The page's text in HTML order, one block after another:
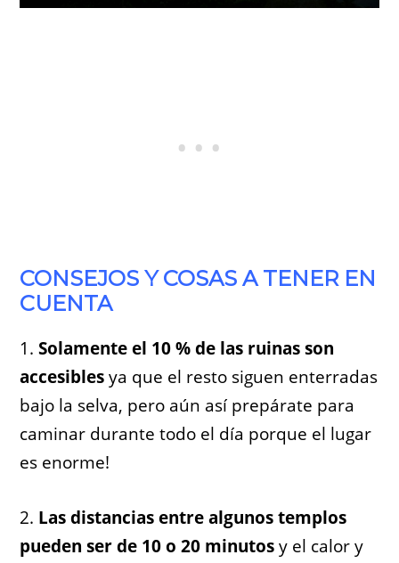
CONSEJOS Y COSAS A TENER EN
CUENTA
1.Solamente el 10 % de las ruinas son
accesiblesya que el resto siguen enterradas
bajo la selva, pero aún así prepárate para
caminar durante todo el día porque el lugar
es enorme!
2. Las distancias entre algunos templos
pueden ser de 10 o 20 minutosy el calor y